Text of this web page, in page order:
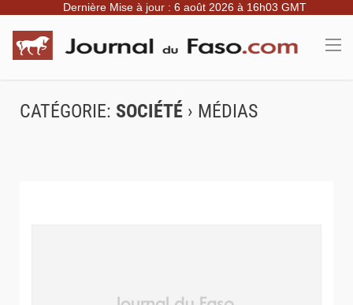
Dernière Mise à jour : 6 août 2026 à 16h03 GMT
CATÉGORIE: SOCIÉTÉ › MÉDIAS